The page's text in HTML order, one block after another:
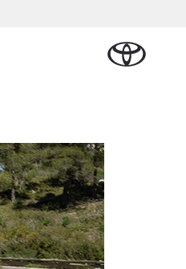
een brochure aan
de verwachte
Werkplaatsafspraak
maken
Contact en
Route
op Vraag een
brochure
aan
Contact en
Route